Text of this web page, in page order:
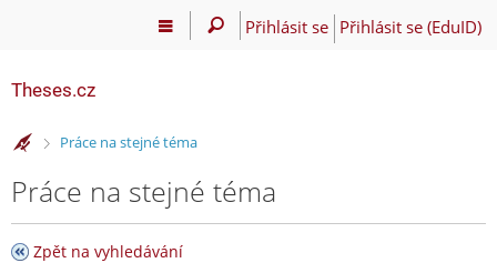
Přihlásit se Přihlásit se (EduID)
Theses.cz
>Práce na stejné téma
Práce na stejné téma
Zpět na vyhledávání